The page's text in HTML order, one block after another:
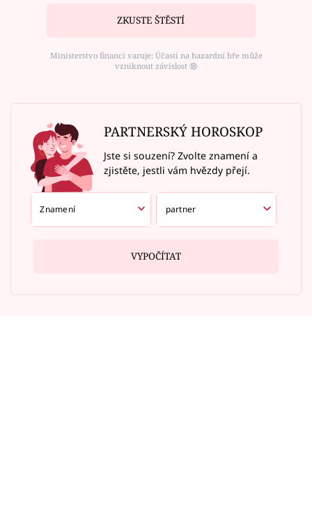
ZKUSTE ŠTĚSTÍ
Ministerstvo financí varuje: Účastí na hazardní hře může
vzniknout závislost ⑱
PARTNERSKÝ HOROSKOP
Jste si souzení? Zvolte znamení a
zjistěte, jestli vám hvězdy přejí.
VYPOČÍTAT